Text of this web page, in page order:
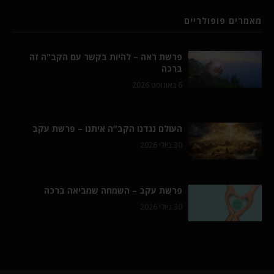
מאמרים פופולריים
פרשת ראה – להיות בקשר עם הקב"ה זה
ברכה
6 באוגוסט 2026
העולם נגדנו הקב"ה איתנו – פרשת עקב
30 ביולי 2026
פרשת עקב – השמחה שמביאה ברכה
30 ביולי 2026